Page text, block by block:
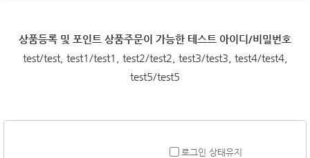
상품등록 및 포인트 상품주문이 가능한 테스트 아이디/비밀번호
test/test, test1/test1, test2/test2, test3/test3, test4/test4,
test5/test5
로그인 상태유지